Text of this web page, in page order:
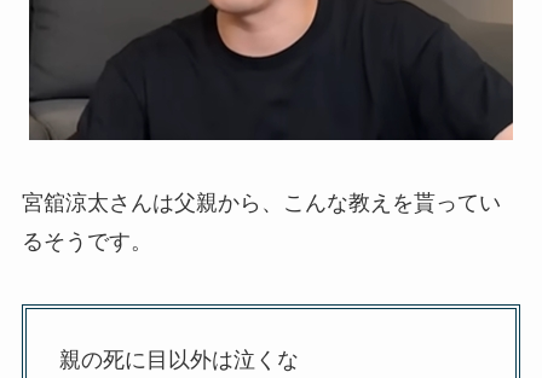
宮舘涼太さんは父親から、こんな教えを貰ってい
るそうです。
親の死に目以外は泣くな